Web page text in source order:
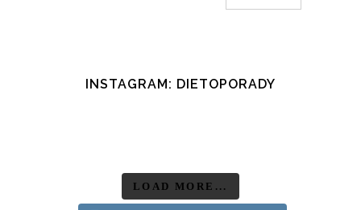
INSTAGRAM: DIETOPORADY
LOAD MORE...